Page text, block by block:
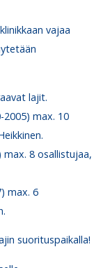
vajaa
lajit.
2005) max. 10
max. 8 osallistujaa,
max. 6
suorituspaikalla!